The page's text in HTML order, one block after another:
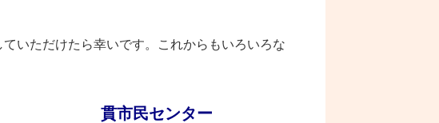
いただけたら幸いです。これからもいろいろな
貫市民センター